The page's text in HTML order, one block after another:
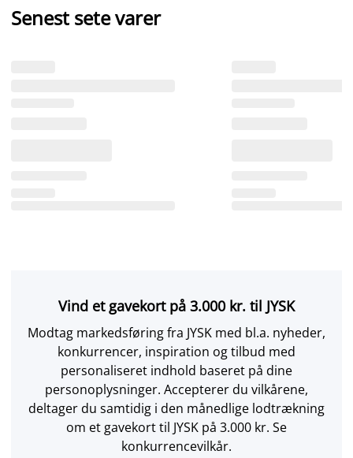
Senest sete varer
Vind et gavekort på 3.000 kr. til JYSK
Modtag markedsføring fra JYSK med bl.a. nyheder,
konkurrencer, inspiration og tilbud med
personaliseret indhold baseret på dine
personoplysninger. Accepterer du vilkårene,
deltager du samtidig i den månedlige lodtrækning
om et gavekort til JYSK på 3.000 kr. Se
konkurrencevilkår.